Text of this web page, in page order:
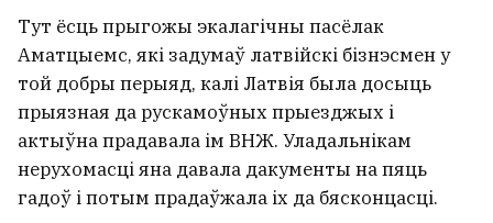
Тут ёсць прыгожы экалагічны пасёлак
Аматцыемс, які задумаў латвійскі бізнэсмен у
той добры перыяд, калі Латвія была досыць
прыязная да рускамоўных прыезджых і
актыўна прадавала ім ВНЖ. Уладальнікам
нерухомасці яна давала дакументы на пяць
гадоў і потым прадаўжала іх да бясконцасці.